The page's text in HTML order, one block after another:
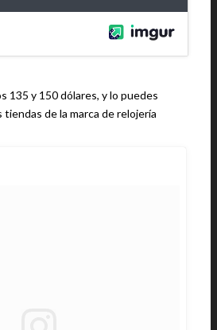
135 y 150 dólares, y lo puedes
de la marca de relojería